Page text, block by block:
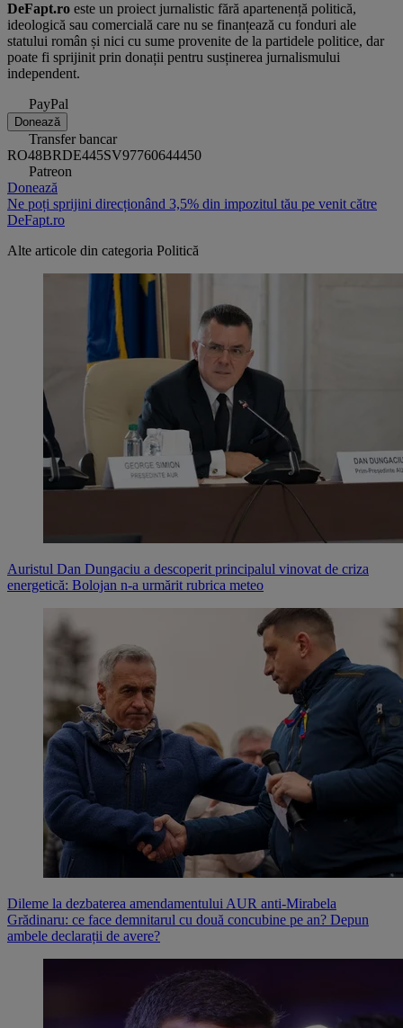
DeFapt.ro este un proiect jurnalistic fără apartenență politică,
ideologică sau comercială care nu se finanțează cu fonduri ale
statului român și nici cu sume provenite de la partidele politice, dar
poate fi sprijinit prin donații pentru susținerea jurnalismului
independent.
PayPal
Donează
Transfer bancar
RO48BRDE445SV97760644450
Patreon
Donează
Ne poți sprijini direcționând 3,5% din impozitul tău pe venit către
DeFapt.ro
Alte articole din categoria Politică
Auristul Dan Dungaciu a descoperit principalul vinovat de criza
energetică: Bolojan n-a urmărit rubrica meteo
Dileme la dezbaterea amendamentului AUR anti-Mirabela
Grădinaru: ce face demnitarul cu două concubine pe an? Depun
ambele declarații de avere?